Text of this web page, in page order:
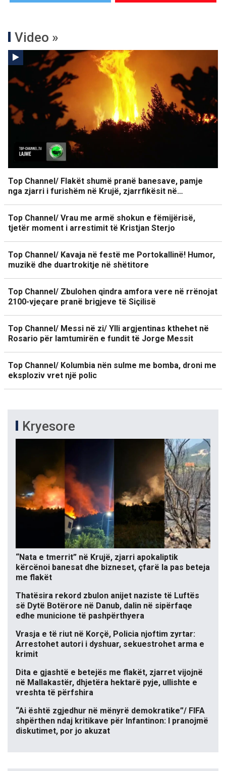
Video »
Top Channel/ Flakët shumë pranë banesave, pamje
nga zjarri i furishëm në Krujë, zjarrfikësit në…
Top Channel/ Vrau me armë shokun e fëmijërisë,
tjetër moment i arrestimit të Kristjan Sterjo
Top Channel/ Kavaja në festë me Portokallinë! Humor,
muzikë dhe duartrokitje në shëtitore
Top Channel/ Zbulohen qindra amfora vere në rrënojat
2100-vjeçare pranë brigjeve të Siçilisë
Top Channel/ Messi në zi/ Ylli argjentinas kthehet në
Rosario për lamtumirën e fundit të Jorge Messit
Top Channel/ Kolumbia nën sulme me bomba, droni me
eksploziv vret një polic
Kryesore
“Nata e tmerrit” në Krujë, zjarri apokaliptik
kërcënoi banesat dhe bizneset, çfarë la pas beteja
me flakët
Thatësira rekord zbulon anijet naziste të Luftës
së Dytë Botërore në Danub, dalin në sipërfaqe
edhe municione të pashpërthyera
Vrasja e të riut në Korçë, Policia njoftim zyrtar:
Arrestohet autori i dyshuar, sekuestrohet arma e
krimit
Dita e gjashtë e betejës me flakët, zjarret vijojnë
në Mallakastër, dhjetëra hektarë pyje, ullishte e
vreshta të përfshira
“Ai është zgjedhur në mënyrë demokratike”/ FIFA
shpërthen ndaj kritikave për Infantinon: I pranojmë
diskutimet, por jo akuzat